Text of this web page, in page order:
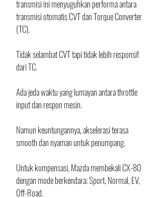
transmisi ini menyuguhkan performa antara
transmisi otomatis CVT dan Torque Converter
(TC).
Tidak selambat CVT tapi tidak lebih responsif
dari TC.
Ada jeda waktu yang lumayan antara throttle
input dan respon mesin.
Namun keuntungannya, akselerasi terasa
smooth dan nyaman untuk penumpang.
Untuk kompensasi, Mazda membekali CX-80
dengan mode berkendara; Sport, Normal, EV,
Off-Road.